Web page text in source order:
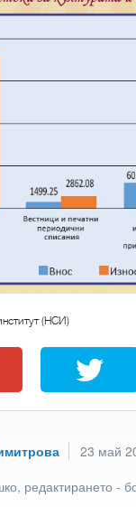
(НСИ)
23 май
редактирането -